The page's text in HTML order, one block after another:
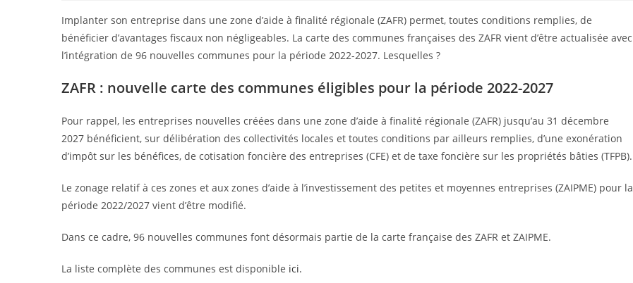
Implanter son entreprise dans une zone d’aide à finalité régionale (ZAFR) permet, toutes conditions remplies, de
bénéficier d’avantages fiscaux non négligeables. La carte des communes françaises des ZAFR vient d’être actualisée avec
l’intégration de 96 nouvelles communes pour la période 2022-2027. Lesquelles ?
ZAFR : nouvelle carte des communes éligibles pour la période 2022-2027
Pour rappel, les entreprises nouvelles créées dans une zone d’aide à finalité régionale (ZAFR) jusqu’au 31 décembre
2027 bénéficient, sur délibération des collectivités locales et toutes conditions par ailleurs remplies, d’une exonération
d’impôt sur les bénéfices, de cotisation foncière des entreprises (CFE) et de taxe foncière sur les propriétés bâties (TFPB).
Le zonage relatif à ces zones et aux zones d’aide à l’investissement des petites et moyennes entreprises (ZAIPME) pour la
période 2022/2027 vient d’être modifié.
Dans ce cadre, 96 nouvelles communes font désormais partie de la carte française des ZAFR et ZAIPME.
La liste complète des communes est disponible ici.